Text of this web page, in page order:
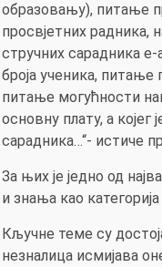
образовању), питање
просвјетних
стручних сарадника
броја ученика,
питање могућности
основну плату, а
сарадника…“- истиче
За њих је једно од
и знања као
Кључне теме су
незналица исмијава